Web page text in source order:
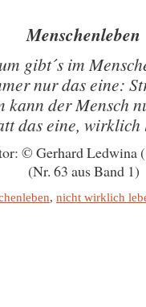
Menschenleben
gibt´s im
nur das eine:
kann der Mensch
das eine, wirklich
© Gerhard Ledwina
(Nr. 63 aus Band 1)
, nicht wirklich